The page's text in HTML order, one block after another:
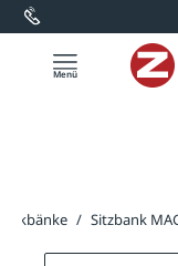
springen
/ Sitzbank